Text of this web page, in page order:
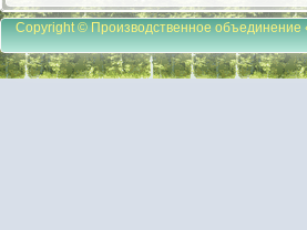
Copyright © Производственное